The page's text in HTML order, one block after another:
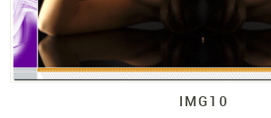
IMG10